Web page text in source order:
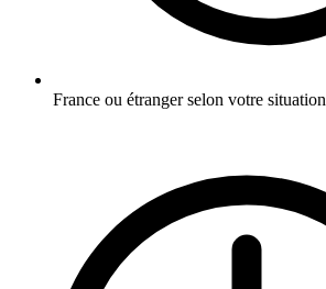
France ou étranger selon votre situation